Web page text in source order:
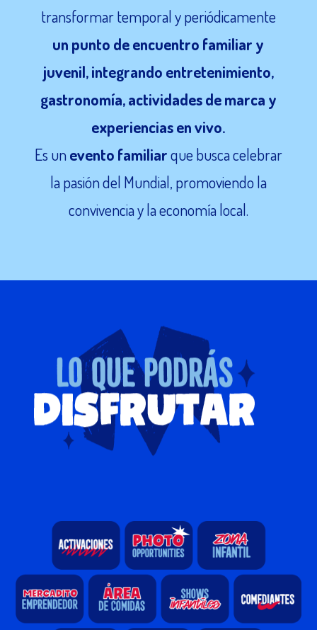
transformar temporal y periódicamente
un punto de encuentro familiar y
juvenil, integrando entretenimiento,
gastronomía, actividades de marca y
experiencias en vivo.
Es unevento familiarque busca celebrar
la pasión del Mundial, promoviendo la
convivencia y la economía local.